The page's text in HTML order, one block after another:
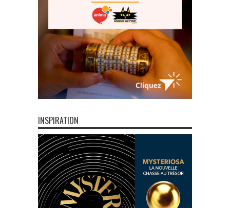
INSPIRATION